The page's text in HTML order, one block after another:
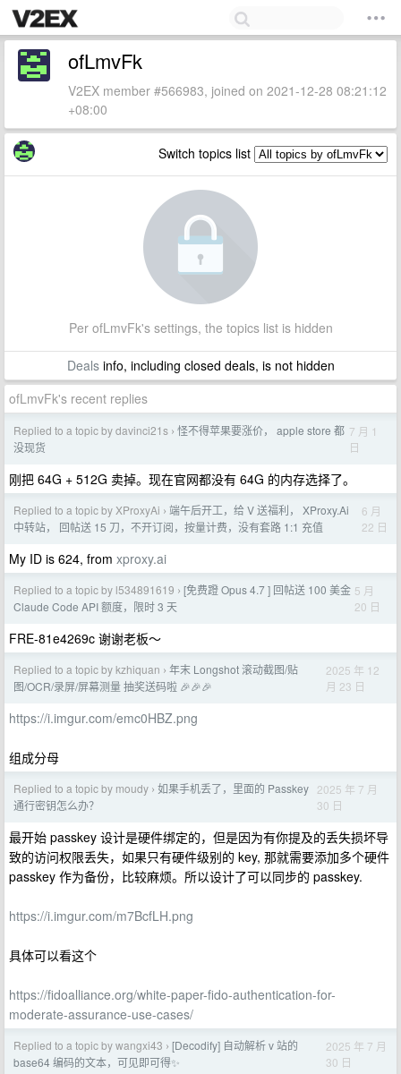
ofLmvFk
V2EX member #566983, joined on 2021-12-28 08:21:12
+08:00
Switch topics list
Per ofLmvFk's settings, the topics list is hidden
Dealsinfo, including closed deals, is not hidden
ofLmvFk's recent replies
Replied to a topic by davinci21s › 怪不得苹果要涨价， apple store 都
没现货
7 月 1
日
刚把 64G + 512G 卖掉。现在官网都没有 64G 的内存选择了。
Replied to a topic by XProxyAi › 端午后开工，给 V 送福利， XProxy.Ai
中转站， 回帖送 15 刀，不开订阅，按量计费，没有套路 1:1 充值
6 月
22 日
My ID is 624, from xproxy.ai
Replied to a topic by l534891619 › [免费蹬 Opus 4.7 ] 回帖送 100 美金
Claude Code API 额度，限时 3 天
5 月
20 日
FRE-81e4269c 谢谢老板～
Replied to a topic by kzhiquan › 年末 Longshot 滚动截图/贴
图/OCR/录屏/屏幕测量 抽奖送码啦 🎉🎉🎉
2025 年 12
月 23 日
https://i.imgur.com/emc0HBZ.png
组成分母
Replied to a topic by moudy › 如果手机丢了，里面的 Passkey
通行密钥怎么办？
2025 年 7 月
30 日
最开始 passkey 设计是硬件绑定的，但是因为有你提及的丢失损坏导
致的访问权限丢失，如果只有硬件级别的 key, 那就需要添加多个硬件
passkey 作为备份，比较麻烦。所以设计了可以同步的 passkey.
https://i.imgur.com/m7BcfLH.png
具体可以看这个
https://fidoalliance.org/white-paper-fido-authentication-for-
moderate-assurance-use-cases/
Replied to a topic by wangxi43 › [Decodify] 自动解析 v 站的
base64 编码的文本，可见即可得✨
2025 年 7 月
30 日